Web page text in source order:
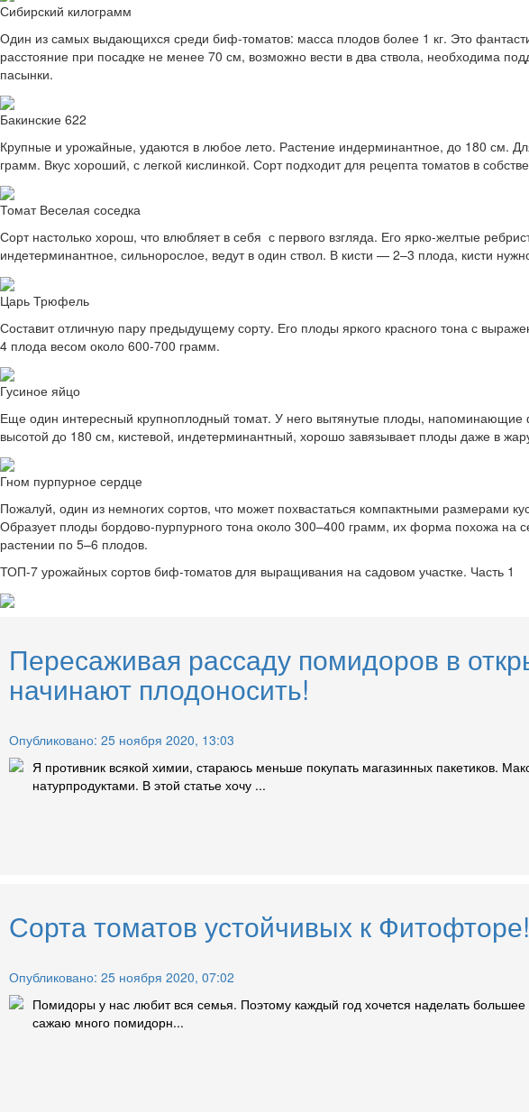
Сибирский килограмм
Один из самых выдающихся среди биф-томатов: масса плодов более 1 кг. Это
расстояние при посадке не менее 70 см, возможно вести в два ствола, необходима
пасынки.
Бакинские 622
Крупные и урожайные, удаются в любое лето. Растение индерминантное, до 180 см.
грамм. Вкус хороший, с легкой кислинкой. Сорт подходит для рецепта томатов в
Томат Веселая соседка
Сорт настолько хорош, что влюбляет в себя с первого взгляда. Его ярко-желтые
индетерминантное, сильнорослое, ведут в один ствол. В кисти — 2–3 плода, кисти
Царь Трюфель
Составит отличную пару предыдущему сорту. Его плоды яркого красного тона с
4 плода весом около 600-700 грамм.
Гусиное яйцо
Еще один интересный крупноплодный томат. У него вытянутые плоды,
высотой до 180 см, кистевой, индетерминантный, хорошо завязывает плоды даже в
Гном пурпурное сердце
Пожалуй, один из немногих сортов, что может похвастаться компактными размерами
Образует плоды бордово-пурпурного тона около 300–400 грамм, их форма похожа
растении по 5–6 плодов.
ТОП-7 урожайных сортов биф-томатов для выращивания на садовом участке. Часть 1
Пересаживая рассаду помидоров в
начинают плодоносить!
Опубликовано: 25 ноября 2020, 13:03
Я противник всякой химии, стараюсь меньше покупать магазинных пакетиков.
натурпродуктами. В этой статье хочу ...
Сорта томатов устойчивых к
Опубликовано: 25 ноября 2020, 07:02
Помидоры у нас любит вся семья. Поэтому каждый год хочется наделать
сажаю много помидорн...